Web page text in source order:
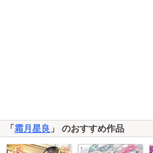
「霜月星良 」 のおすすめ作品